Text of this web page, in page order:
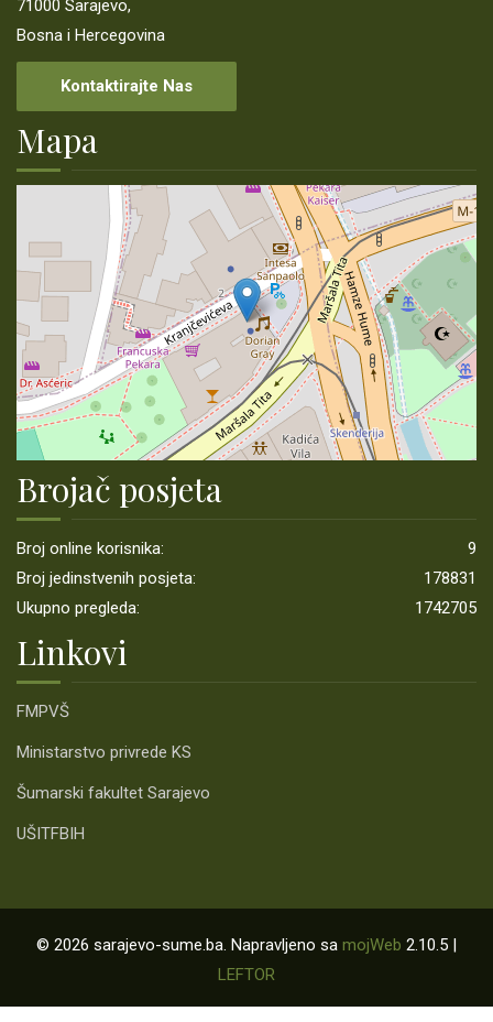
71000 Sarajevo,
Bosna i Hercegovina
Kontaktirajte Nas
Mapa
Brojač posjeta
Broj online korisnika:
9
Broj jedinstvenih posjeta:
178831
Ukupno pregleda:
1742705
Linkovi
FMPVŠ
Ministarstvo privrede KS
Šumarski fakultet Sarajevo
UŠITFBIH
© 2026 sarajevo-sume.ba. Napravljeno sa mojWeb 2.10.5 |
LEFTOR
OBAVJEŠTENJA
MONITORING
ŠUMSKOPRIVREDNE OSNOVE
KONTAKT
PRIJAVA KORUPCIJE